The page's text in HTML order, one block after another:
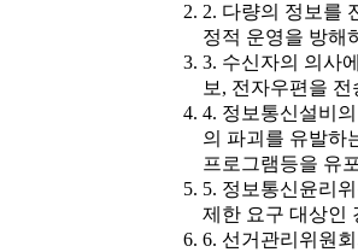
2. 다량의 정보를
정적 운영을 방해
3. 수신자의 의사
보, 전자우편을 전
4. 정보통신설비
의 파괴를 유발하
프로그램등을 유
5. 정보통신윤리
제한 요구 대상인
6. 선거관리위원